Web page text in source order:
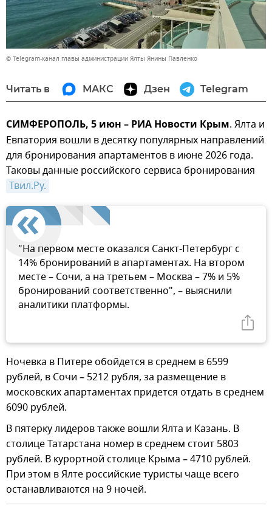
© Telegram-канал главы администрации Ялты Янины Павленко
Читать в МАКС Дзен Telegram
СИМФЕРОПОЛЬ, 5 июн – РИА Новости Крым. Ялта и
Евпатория вошли в десятку популярных направлений
для бронирования апартаментов в июне 2026 года.
Таковы данные российского сервиса бронирования
Твил.Ру.
"На первом месте оказался Санкт-Петербург c
14% бронирований в апартаментах. На втором
месте – Сочи, а на третьем – Москва – 7% и 5%
бронирований соответственно", – выяснили
аналитики платформы.
Ночевка в Питере обойдется в среднем в 6599
рублей, в Сочи – 5212 рубля, за размещение в
московских апартаментах придется отдать в среднем
6090 рублей.
В пятерку лидеров также вошли Ялта и Казань. В
столице Татарстана номер в среднем стоит 5803
рублей. В курортной столице Крыма – 4710 рублей.
При этом в Ялте российские туристы чаще всего
останавливаются на 9 ночей.